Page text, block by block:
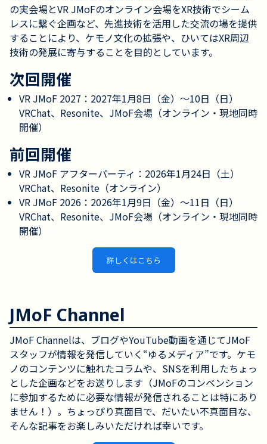
の実会場とVR JMoFのオンライン会場をXR技術でシーム
レスに繫ぐ企画など、先進技術を活用した交流の場を提供
することにより、ケモノ文化の拡張や、ひいてはXR周辺
技術の発展に寄与することを目的としています。
次回開催
VR JMoF 2027：2027年1月8日（金）～10日（日）
VRChat、Resonite、JMoF会場（オンライン・現地同時
開催）
前回開催
VR JMoF アフターパーティ：2026年1月24日（土）
VRChat、Resonite（オンライン）
VR JMoF 2026：2026年1月9日（金）～11日（日）
VRChat、Resonite、JMoF会場（オンライン・現地同時
開催）
詳しくはこちら
JMoF Channel
JMoF Channelは、ブログやYouTube動画を通じてJMoF
スタッフが情報を発信していく“ゆるメディア”です。ケモ
ノのコンテンツに触れたコラムや、SNSを利用したちょっ
とした企画などをお送りします（JMoFのコンベンション
に参加するために必要な情報が発信されることは特にあり
ません！）。ちょっぴり真面目で、だいたい不真面目な、
そんな記事をお楽しみいただければ幸いです。